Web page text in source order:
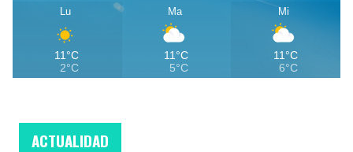
Lu
11°C
2°C
Ma
11°C
5°C
Mi
11°C
6°C
ACTUALIDAD